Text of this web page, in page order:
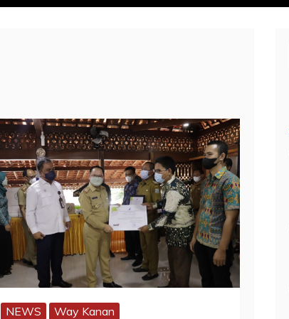
NEWS Way Kanan